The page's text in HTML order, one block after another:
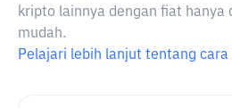
kripto lainnya dengan fiat hanya
mudah.
Pelajari lebih lanjut tentang